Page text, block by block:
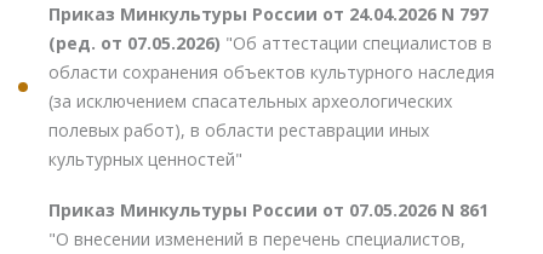
Приказ Минкультуры России от 24.04.2026 N 797
(ред. от 07.05.2026) "Об аттестации специалистов в
области сохранения объектов культурного наследия
(за исключением спасательных археологических
полевых работ), в области реставрации иных
культурных ценностей"
Приказ Минкультуры России от 07.05.2026 N 861
"О внесении изменений в перечень специалистов,